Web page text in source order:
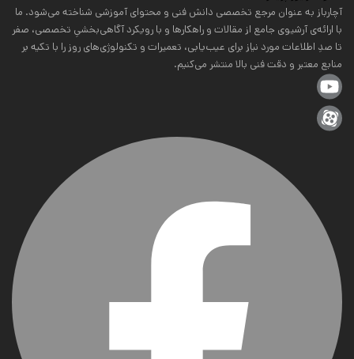
آچارباز به عنوان مرجع تخصصی دانش فنی و محتوای آموزشی شناخته می‌شود. ما
با ارائه‌ی آرشیوی جامع از مقالات و راهکارها و با رویکرد آگاهی‌بخشیِ تخصصی، صفر
تا صدِ اطلاعات مورد نیاز برای عیب‌یابی، تعمیرات و تکنولوژی‌های روز را با تکیه بر
منابع معتبر و دقت فنی بالا منتشر می‌کنیم.